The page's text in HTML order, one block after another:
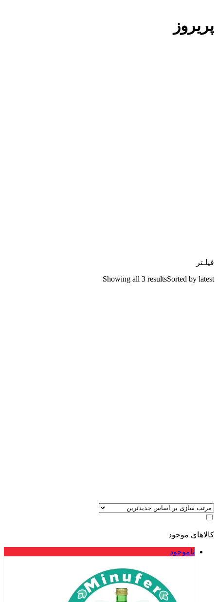
پریروز
فیلـتر
Showing all 3 resultsSorted by latest
کالاهای موجود
ناموجود